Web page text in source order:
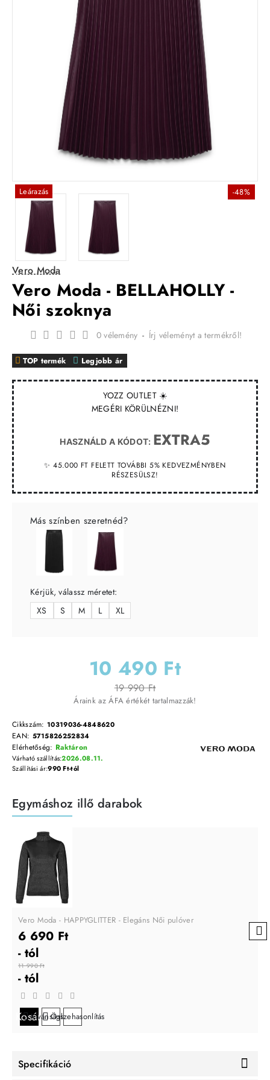
Leárazás -48%
Vero Moda
Vero Moda - BELLAHOLLY -
Női szoknya
YOZZ OUTLET ☀️
MEGÉRI KÖRÜLNÉZNI!
HASZNÁLD A KÓDOT: EXTRA5
✨ 45.000 FT FELETT TOVÁBBI 5% KEDVEZMÉNYBEN
RÉSZESÜLSZ!
TOP termék Legjobb ár
0 vélemény - Írj véleményt a termékről!
10 490 Ft
19 990 Ft
Áraink az ÁFA értékét tartalmazzák!
Cikkszám: 10319036-4848620
EAN: 5715826252834
Elérhetőség: Raktáron
Várható szállítás:2026.08.11.
Szállítási ár:990 Ft-tól
Más színben szeretnéd?
Kérjük, válassz méretet:
XS
S M L XL
Egymáshoz illő darabok
Vero Moda - HAPPYGLITTER - Elegáns Női pulóver
6 690 Ft
- tól
11 990 Ft
- tól
Kosárba
Kívánságlistára
Összehasonlítás
Specifikáció